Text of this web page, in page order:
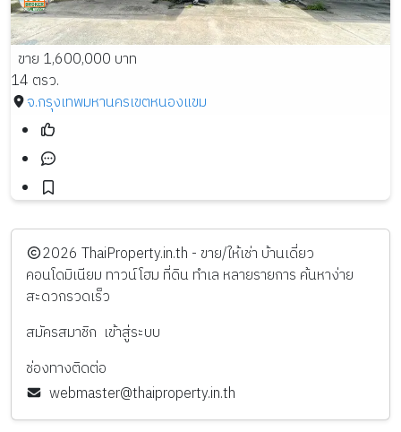
ขาย 1,600,000 บาท
14 ตรว.
จ.กรุงเทพมหานครเขตหนองแขม
️2026 ThaiProperty.in.th - ขาย/ให้เช่า บ้านเดี่ยว
คอนโดมิเนียม ทาวน์โฮม ที่ดิน ทำเล หลายรายการ ค้นหาง่าย
สะดวกรวดเร็ว
สมัครสมาชิก เข้าสู่ระบบ
ช่องทางติดต่อ
webmaster@thaiproperty.in.th